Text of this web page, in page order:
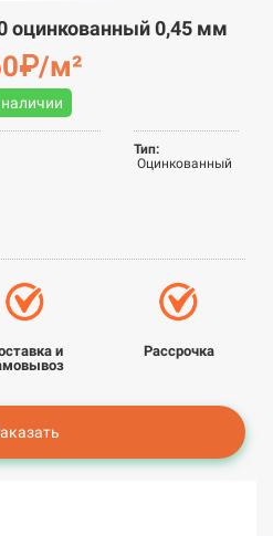
оцинкованный 0,45 мм
м²
Тип:
Оцинкованный
и
Рассрочка